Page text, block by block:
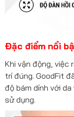
Đặc điểm nổi
Khi vận động, việc
trí đúng. GoodFit
độ bám dính với
sử dụng.